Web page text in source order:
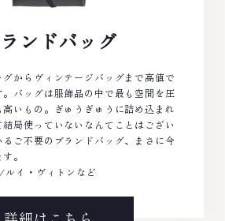
ンドバッグ
からヴィンテージバッグまで高値で
バッグは服飾品の中で最も空間を圧
いもの。ぎゅうぎゅうに詰め込まれ
局使っていないなんてことはござい
るご不要のブランドバッグ、まさに今
。
イ・ヴィトンなど